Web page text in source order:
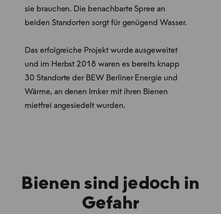
sie brauchen. Die benachbarte Spree an
beiden Standorten sorgt für genügend Wasser.
Das erfolgreiche Projekt wurde ausgeweitet
und im Herbst 2018 waren es bereits knapp
30 Standorte der BEW Berliner Energie und
Wärme, an denen Imker mit ihren Bienen
mietfrei angesiedelt wurden.
Bienen sind jedoch in
Gefahr